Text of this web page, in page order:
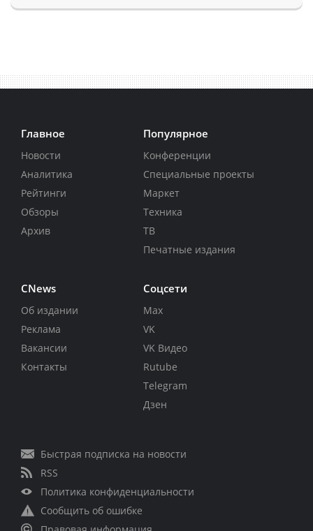
Главное
Новости
Аналитика
Рейтинги
Обзоры
Архив
Популярное
Конференции
Специальные проекты
Маркет
Техника
ТВ
Печатные издания
CNews
Об издании
Реклама
Вакансии
Контакты
Соцсети
Max
VK
VK Видео
Rutube
Telegram
Дзен
Быстрая подписка на новости
RSS
Политика конфиденциальности
Сообщить об ошибке